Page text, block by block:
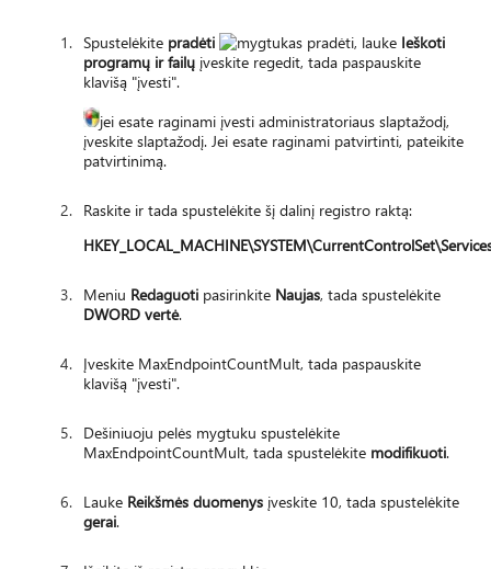
Spustelėkite pradėti , lauke Ieškoti
programų ir failų įveskite regedit, tada paspauskite
klavišą "įvesti".
jei esate raginami įvesti administratoriaus slaptažodį,
įveskite slaptažodį. Jei esate raginami patvirtinti, pateikite
patvirtinimą.
Raskite ir tada spustelėkite šį dalinį registro raktą:
Meniu Redaguoti pasirinkite Naujas, tada spustelėkite
DWORD vertė.
Įveskite MaxEndpointCountMult, tada paspauskite
klavišą "įvesti".
Dešiniuoju pelės mygtuku spustelėkite
MaxEndpointCountMult, tada spustelėkite modifikuoti.
Lauke Reikšmės duomenys įveskite 10, tada spustelėkite
gerai.